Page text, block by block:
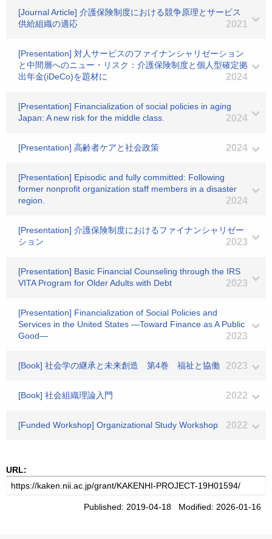
[Journal Article] 介護保険制度における競争原理とサービス
供給組織の適応
2021
[Presentation] 対人サービスのファイナンシャリゼーション
と中間層へのニュー・リスク：介護保険制度と個人型確定拠
出年金(iDeCo)を題材に
2024
[Presentation] Financialization of social policies in aging
Japan: A new risk for the middle class.
2024
[Presentation] 高齢者ケアと社会政策 2024
[Presentation] Episodic and fully committed: Following
former nonprofit organization staff members in a disaster
region.
2024
[Presentation] 介護保険制度におけるファイナンシャリゼー
ション
2023
[Presentation] Basic Financial Counseling through the IRS
VITA Program for Older Adults with Debt
2023
[Presentation] Financialization of Social Policies and
Services in the United States ―Toward Finance as A Public
Good―
2023
[Book] 社会学の継承と未来創造 第4巻 福祉と協働 2023
[Book] 社会組織理論入門 2022
[Funded Workshop] Organizational Study Workshop 2022
URL:
Published: 2019-04-18 Modified: 2026-01-16